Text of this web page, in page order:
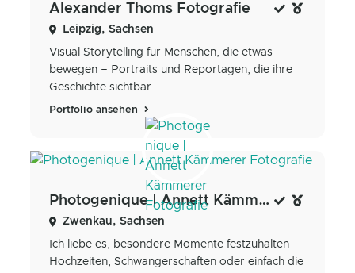
Alexander Thoms Fotografie
Leipzig, Sachsen
Visual Storytelling für Menschen, die etwas
bewegen – Portraits und Reportagen, die ihre
Geschichte sichtbar...
Portfolio ansehen
Photogenique | Annett Kämmerer Fotografie
Zwenkau, Sachsen
Ich liebe es, besondere Momente festzuhalten –
Hochzeiten, Schwangerschaften oder einfach die